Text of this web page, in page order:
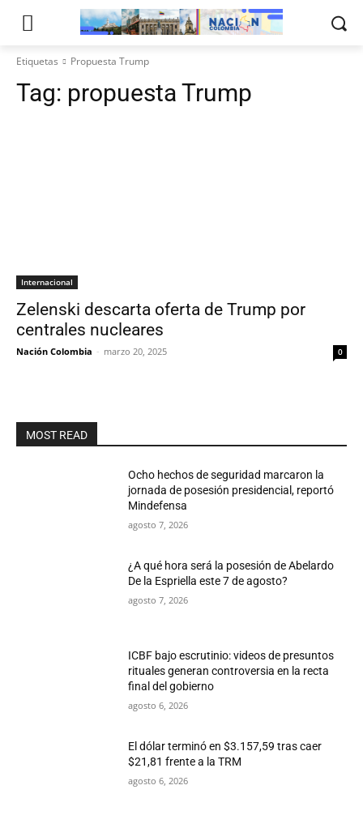
Etiquetas Propuesta Trump
Tag: propuesta Trump
Internacional
Zelenski descarta oferta de Trump por
centrales nucleares
Nación Colombia - marzo 20, 2025 0
MOST READ
Ocho hechos de seguridad marcaron la
jornada de posesión presidencial, reportó
Mindefensa
agosto 7, 2026
¿A qué hora será la posesión de Abelardo
De la Espriella este 7 de agosto?
agosto 7, 2026
ICBF bajo escrutinio: videos de presuntos
rituales generan controversia en la recta
final del gobierno
agosto 6, 2026
El dólar terminó en $3.157,59 tras caer
$21,81 frente a la TRM
agosto 6, 2026